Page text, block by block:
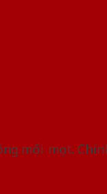
mối mọt.